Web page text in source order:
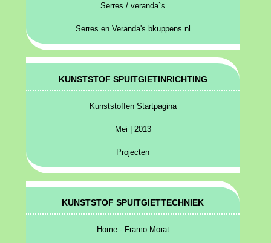
Serres / veranda`s
Serres en Veranda's bkuppens.nl
KUNSTSTOF SPUITGIETINRICHTING
Kunststoffen Startpagina
Mei | 2013
Projecten
KUNSTSTOF SPUITGIETTECHNIEK
Home - Framo Morat